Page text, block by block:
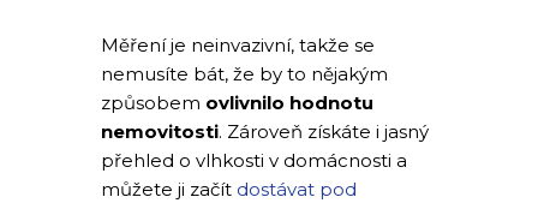
Měření je neinvazivní, takže se
nemusíte bát, že by to nějakým
způsobem ovlivnilo hodnotu
nemovitosti. Zároveň získáte i jasný
přehled o vlhkosti v domácnosti a
můžete ji začít dostávat pod